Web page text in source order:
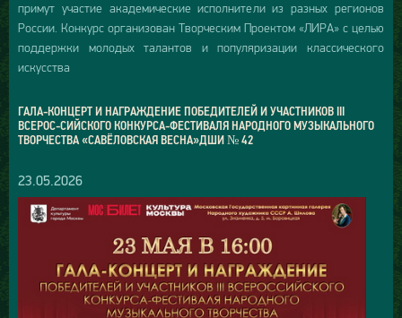
примут участие академические исполнители из разных регионов
России. Конкурс организован Творческим Проектом «ЛИРА» с целью
поддержки молодых талантов и популяризации классического
искусства
ГАЛА-КОНЦЕРТ И НАГРАЖДЕНИЕ ПОБЕДИТЕЛЕЙ И УЧАСТНИКОВ III
ВСЕРОС-СИЙСКОГО КОНКУРСА-ФЕСТИВАЛЯ НАРОДНОГО МУЗЫКАЛЬНОГО
ТВОРЧЕСТВА «САВЁЛОВСКАЯ ВЕСНА»ДШИ № 42
23.05.2026